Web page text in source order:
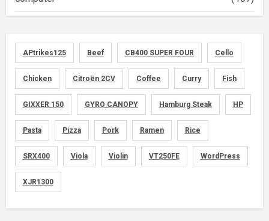
foods (155)
graphics (134)
memo
motorcycle (149)
movies
APtrikes125 Beef CB400 SUPER FOUR Cello
Chicken Citroën 2CV Coffee Curry Fish
GIXXER 150 GYRO CANOPY Hamburg Steak HP
Pasta Pizza Pork Ramen Rice
SRX400 Viola Violin VT250FE WordPress
XJR1300